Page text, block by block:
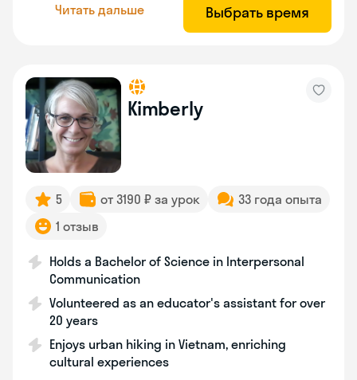
Читать дальше Выбрать время
Kimberly
5 от 3190 ₽ за урок
33 года опыта
1 отзыв
Holds a Bachelor of Science in Interpersonal
Communication
Volunteered as an educator's assistant for over
20 years
Enjoys urban hiking in Vietnam, enriching
cultural experiences